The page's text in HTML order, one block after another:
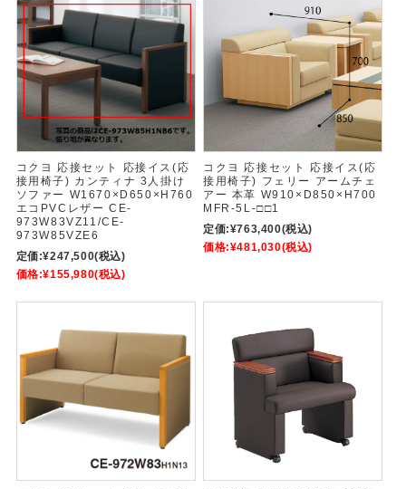
コクヨ 応接セット 応接イス(応
接用椅子) カンティナ 3人掛け
ソファー W1670×D650×H760
エコPVCレザー CE-
973W83VZ11/CE-
973W85VZE6
定価:¥247,500(税込)
価格:¥155,980(税込)
コクヨ 応接セット 応接イス(応
接用椅子) フェリー アームチェ
アー 本革 W910×D850×H700
MFR-5L-□□1
定価:¥763,400(税込)
価格:¥481,030(税込)